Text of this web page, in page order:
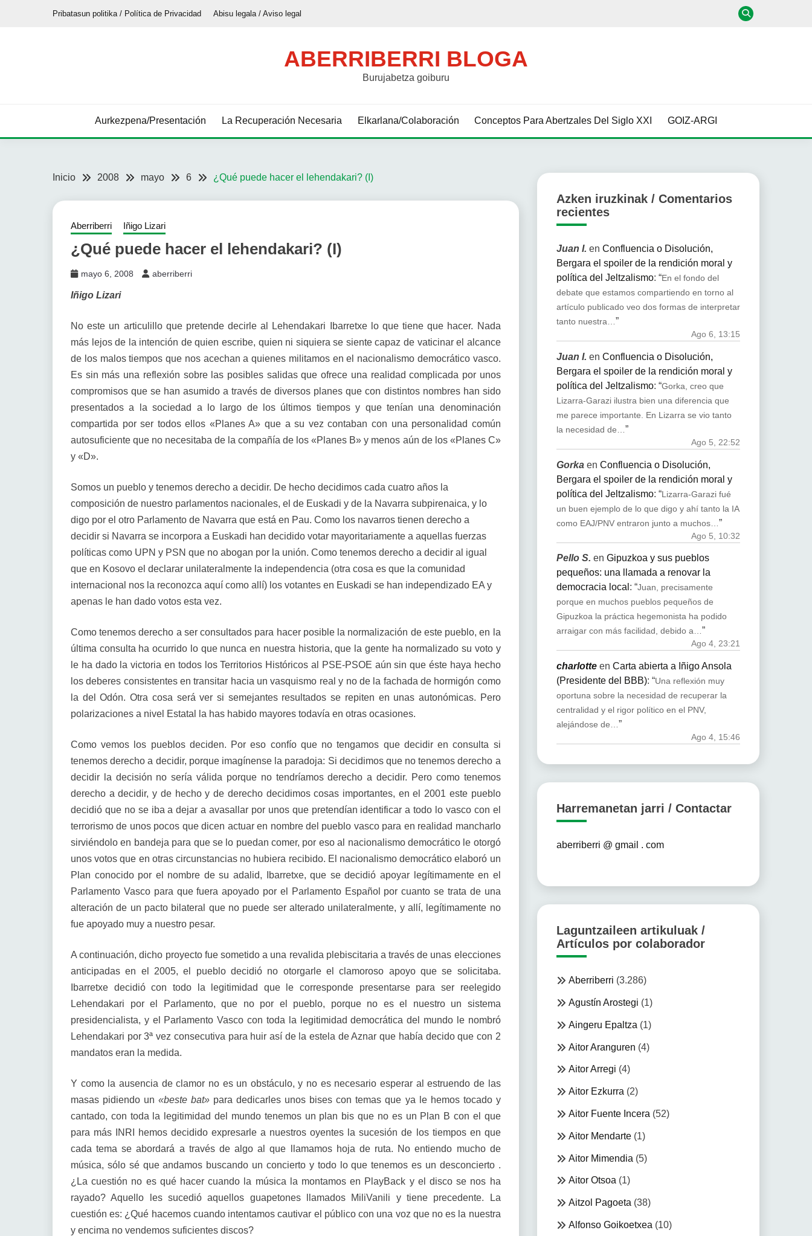
Pribatasun politika / Política de Privacidad Abisu legala / Aviso legal
ABERRIBERRI BLOGA
Burujabetza goiburu
Aurkezpena/Presentación La Recuperación Necesaria Elkarlana/Colaboración Conceptos Para Abertzales Del Siglo XXI GOIZ-ARGI
Inicio 2008 mayo 6 ¿Qué puede hacer el lehendakari? (I)
Aberriberri Iñigo Lizari
¿Qué puede hacer el lehendakari? (I)
mayo 6, 2008 aberriberri
Iñigo Lizari
No este un articulillo que pretende decirle al Lehendakari Ibarretxe lo que tiene que hacer. Nada
más lejos de la intención de quien escribe, quien ni siquiera se siente capaz de vaticinar el alcance
de los malos tiempos que nos acechan a quienes militamos en el nacionalismo democrático vasco.
Es sin más una reflexión sobre las posibles salidas que ofrece una realidad complicada por unos
compromisos que se han asumido a través de diversos planes que con distintos nombres han sido
presentados a la sociedad a lo largo de los últimos tiempos y que tenían una denominación
compartida por ser todos ellos «Planes A» que a su vez contaban con una personalidad común
autosuficiente que no necesitaba de la compañía de los «Planes B» y menos aún de los «Planes C»
y «D».
Somos un pueblo y tenemos derecho a decidir. De hecho decidimos cada cuatro años la
composición de nuestro parlamentos nacionales, el de Euskadi y de la Navarra subpirenaica, y lo
digo por el otro Parlamento de Navarra que está en Pau. Como los navarros tienen derecho a
decidir si Navarra se incorpora a Euskadi han decidido votar mayoritariamente a aquellas fuerzas
políticas como UPN y PSN que no abogan por la unión. Como tenemos derecho a decidir al igual
que en Kosovo el declarar unilateralmente la independencia (otra cosa es que la comunidad
internacional nos la reconozca aquí como allí) los votantes en Euskadi se han independizado EA y
apenas le han dado votos esta vez.
Como tenemos derecho a ser consultados para hacer posible la normalización de este pueblo, en la
última consulta ha ocurrido lo que nunca en nuestra historia, que la gente ha normalizado su voto y
le ha dado la victoria en todos los Territorios Históricos al PSE-PSOE aún sin que éste haya hecho
los deberes consistentes en transitar hacia un vasquismo real y no de la fachada de hormigón como
la del Odón. Otra cosa será ver si semejantes resultados se repiten en unas autonómicas. Pero
polarizaciones a nivel Estatal la has habido mayores todavía en otras ocasiones.
Como vemos los pueblos deciden. Por eso confío que no tengamos que decidir en consulta si
tenemos derecho a decidir, porque imagínense la paradoja: Si decidimos que no tenemos derecho a
decidir la decisión no sería válida porque no tendríamos derecho a decidir. Pero como tenemos
derecho a decidir, y de hecho y de derecho decidimos cosas importantes, en el 2001 este pueblo
decidió que no se iba a dejar a avasallar por unos que pretendían identificar a todo lo vasco con el
terrorismo de unos pocos que dicen actuar en nombre del pueblo vasco para en realidad mancharlo
sirviéndolo en bandeja para que se lo puedan comer, por eso al nacionalismo democrático le otorgó
unos votos que en otras circunstancias no hubiera recibido. El nacionalismo democrático elaboró un
Plan conocido por el nombre de su adalid, Ibarretxe, que se decidió apoyar legítimamente en el
Parlamento Vasco para que fuera apoyado por el Parlamento Español por cuanto se trata de una
alteración de un pacto bilateral que no puede ser alterado unilateralmente, y allí, legítimamente no
fue apoyado muy a nuestro pesar.
A continuación, dicho proyecto fue sometido a una revalida plebiscitaria a través de unas elecciones
anticipadas en el 2005, el pueblo decidió no otorgarle el clamoroso apoyo que se solicitaba.
Ibarretxe decidió con todo la legitimidad que le corresponde presentarse para ser reelegido
Lehendakari por el Parlamento, que no por el pueblo, porque no es el nuestro un sistema
presidencialista, y el Parlamento Vasco con toda la legitimidad democrática del mundo le nombró
Lehendakari por 3ª vez consecutiva para huir así de la estela de Aznar que había decido que con 2
mandatos eran la medida.
Y como la ausencia de clamor no es un obstáculo, y no es necesario esperar al estruendo de las
masas pidiendo un«beste bat» para dedicarles unos bises con temas que ya le hemos tocado y
cantado, con toda la legitimidad del mundo tenemos un plan bis que no es un Plan B con el que
para más INRI hemos decidido expresarle a nuestros oyentes la sucesión de los tiempos en que
cada tema se abordará a través de algo al que llamamos hoja de ruta. No entiendo mucho de
música, sólo sé que andamos buscando un concierto y todo lo que tenemos es un desconcierto .
¿La cuestión no es qué hacer cuando la música la montamos en PlayBack y el disco se nos ha
rayado? Aquello les sucedió aquellos guapetones llamados MiliVanili y tiene precedente. La
cuestión es: ¿Qué hacemos cuando intentamos cautivar el público con una voz que no es la nuestra
y encima no vendemos suficientes discos?
Azken iruzkinak / Comentarios
recientes
Juan I. en Confluencia o Disolución,
Bergara el spoiler de la rendición moral y
política del Jeltzalismo: “En el fondo del
debate que estamos compartiendo en torno al
artículo publicado veo dos formas de interpretar
tanto nuestra…”
Ago 6, 13:15
Juan I. en Confluencia o Disolución,
Bergara el spoiler de la rendición moral y
política del Jeltzalismo: “Gorka, creo que
Lizarra-Garazi ilustra bien una diferencia que
me parece importante. En Lizarra se vio tanto
la necesidad de… ”
Ago 5, 22:52
Gorkaen Confluencia o Disolución,
Bergara el spoiler de la rendición moral y
política del Jeltzalismo: “Lizarra-Garazi fué
un buen ejemplo de lo que digo y ahí tanto la IA
como EAJ/PNV entraron junto a muchos… ”
Ago 5, 10:32
Pello S. en Gipuzkoa y sus pueblos
pequeños: una llamada a renovar la
democracia local : “Juan, precisamente
porque en muchos pueblos pequeños de
Gipuzkoa la práctica hegemonista ha podido
arraigar con más facilidad, debido a…”
Ago 4, 23:21
charlotteen Carta abierta a Iñigo Ansola
(Presidente del BBB): “Una reflexión muy
oportuna sobre la necesidad de recuperar la
centralidad y el rigor político en el PNV,
alejándose de…”
Ago 4, 15:46
Harremanetan jarri / Contactar
aberriberri @ gmail . com
Laguntzaileen artikuluak /
Artículos por colaborador
Aberriberri (3.286)
Agustín Arostegi (1)
Aingeru Epaltza (1)
Aitor Aranguren (4)
Aitor Arregi (4)
Aitor Ezkurra (2)
Aitor Fuente Incera (52)
Aitor Mendarte(1)
Aitor Mimendia (5)
Aitor Otsoa (1)
Aitzol Pagoeta (38)
Alfonso Goikoetxea (10)